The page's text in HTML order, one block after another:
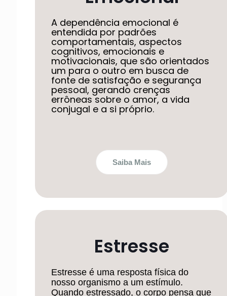
A dependência emocional é
entendida por padrões
comportamentais, aspectos
cognitivos, emocionais e
motivacionais, que são orientados
um para o outro em busca de
fonte de satisfação e segurança
pessoal, gerando crenças
errôneas sobre o amor, a vida
conjugal e a si próprio.
Saiba Mais
Estresse
Estresse é uma resposta física do
nosso organismo a um estímulo.
Quando estressado, o corpo pensa que